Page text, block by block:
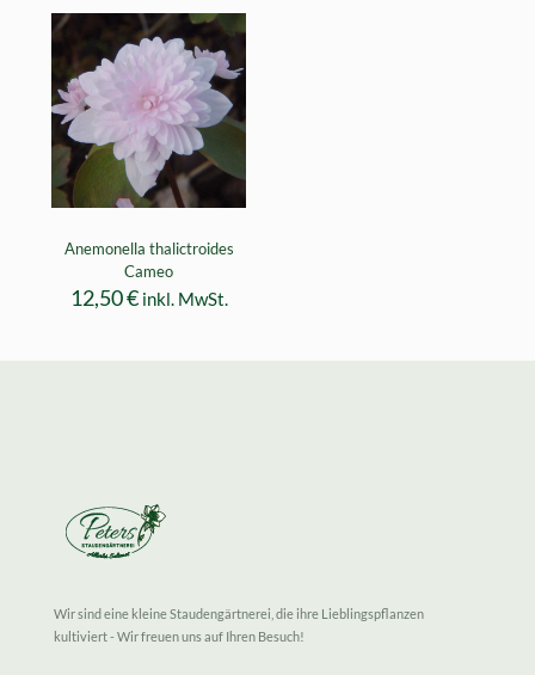
Anemonella thalictroides
Cameo
12,50€ inkl. MwSt.
Wir sind eine kleine Staudengärtnerei, die ihre Lieblingspflanzen
kultiviert - Wir freuen uns auf Ihren Besuch!